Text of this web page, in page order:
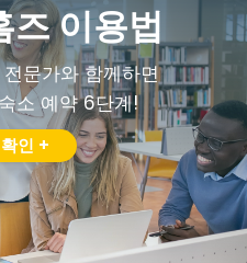
이용법
문가와 함께하면
소 예약 6단계!
인 +